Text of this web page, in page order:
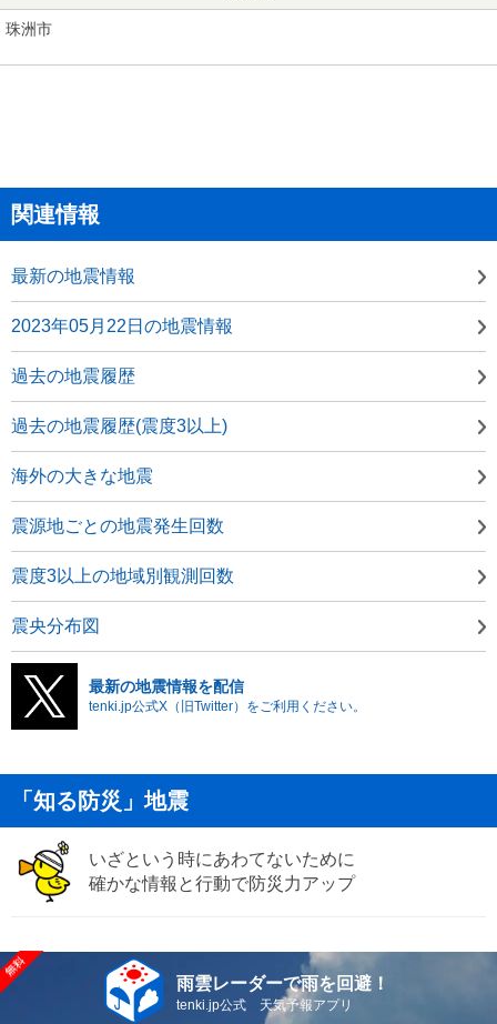
珠洲市
関連情報
最新の地震情報
2023年05月22日の地震情報
過去の地震履歴
過去の地震履歴(震度3以上)
海外の大きな地震
震源地ごとの地震発生回数
震度3以上の地域別観測回数
震央分布図
最新の地震情報を配信
tenki.jp公式X（旧Twitter）をご利用ください。
「知る防災」地震
いざという時にあわてないために
確かな情報と行動で防災力アップ
雨雲レーダーで雨を回避！
tenki.jp公式 天気予報アプリ